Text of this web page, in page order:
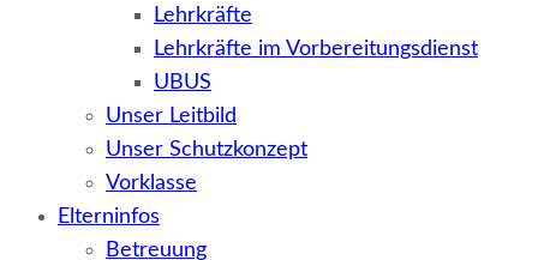
Lehrkräfte
Lehrkräfte im Vorbereitungsdienst
UBUS
Unser Leitbild
Unser Schutzkonzept
Vorklasse
Elterninfos
Betreuung